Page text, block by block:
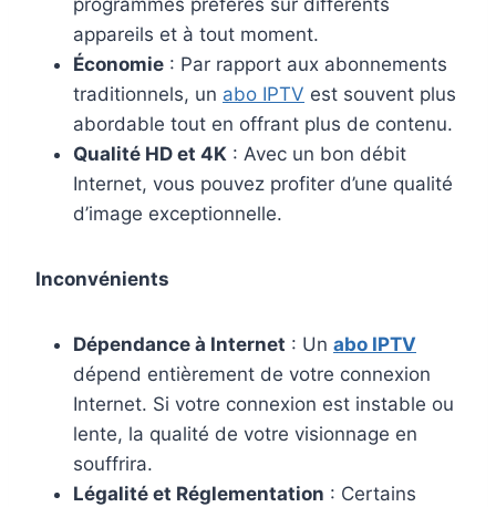
programmes préférés sur différents
appareils et à tout moment.
Économie : Par rapport aux abonnements
traditionnels, un abo IPTV est souvent plus
abordable tout en offrant plus de contenu.
Qualité HD et 4K : Avec un bon débit
Internet, vous pouvez profiter d’une qualité
d’image exceptionnelle.
Inconvénients
Dépendance à Internet : Un abo IPTV
dépend entièrement de votre connexion
Internet. Si votre connexion est instable ou
lente, la qualité de votre visionnage en
souffrira.
Légalité et Réglementation : Certains